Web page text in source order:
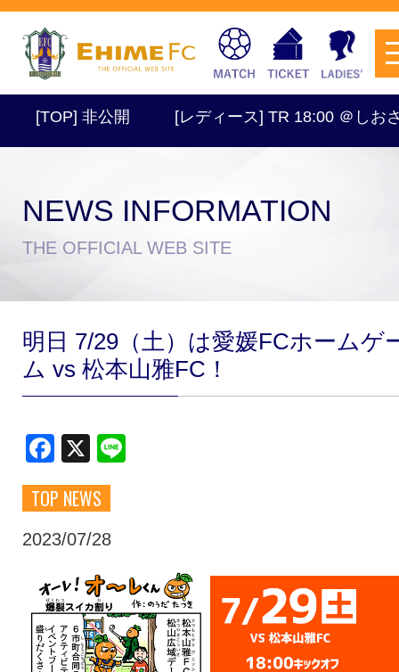
試合日程・結果
スクール
チケットを購入
トップチーム アカデミー
非公開 [レディース] TR 18:00 ＠しおさい
NEWS INFORMATION
THE OFFICIAL WEB SITE
明日 7/29（土）は愛媛FCホームゲ
ム vs 松本山雅FC！
Facebook
X
TOP NEWS
2023/07/28